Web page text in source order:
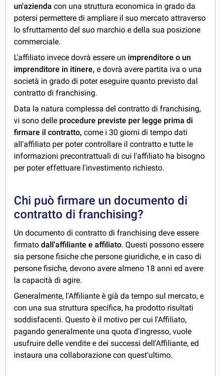
un'aziendacon una struttura economica in grado da
potersi permettere di ampliare il suo mercato attraverso
lo sfruttamento del suo marchio e della sua posizione
commerciale.
L'affiliato invece dovrà essere un imprenditore o un
imprenditore in itinere, e dovrà avere partita iva o una
società in grado di poter eseguire quanto previsto dal
contratto di franchising.
Data la natura complessa del contratto di franchising,
vi sono delle procedure previste per legge prima di
firmare il contratto, come i 30 giorni di tempo dati
all'affiliato per poter controllare il contratto e tutte le
informazioni precontrattuali di cui l'affiliato ha bisogno
per poter effettuare l'investimento richiesto.
Chi può firmare un documento di
contratto di franchising?
Un documento di contratto di franchising deve essere
firmatodall'affiliante e affiliato. Questi possono essere
sia persone fisiche che persone giuridiche, e in caso di
persone fisiche, devono avere almeno 18 anni ed avere
la capacità di agire.
Generalmente, l'Affiliante è già da tempo sul mercato, e
con una sua struttura specifica, ha prodotto risultati
soddisfacenti. Questo è il motivo per cui l'Affiliato,
pagando generalmente una quota d'ingresso, vuole
usufruire delle vendite e dei successi dell'Affiliante, ed
instaura una collaborazione con quest'ultimo.